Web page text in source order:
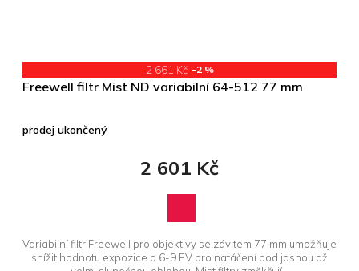
2 661 Kč –2 %
Freewell filtr Mist ND variabilní 64-512 77 mm
prodej ukončený
2 601 Kč
Variabilní filtr Freewell pro objektivy se závitem 77 mm umožňuje
snížit hodnotu expozice o 6-9 EV pro natáčení pod jasnou až